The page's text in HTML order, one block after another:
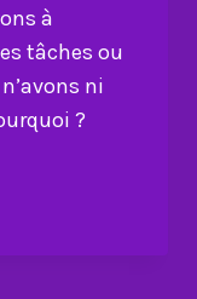
à
tâches ou
ni
?